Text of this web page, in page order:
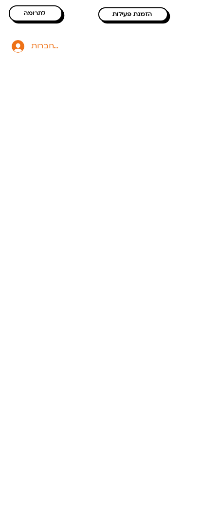
לתרומה הזמנת פעילות
להתחברות